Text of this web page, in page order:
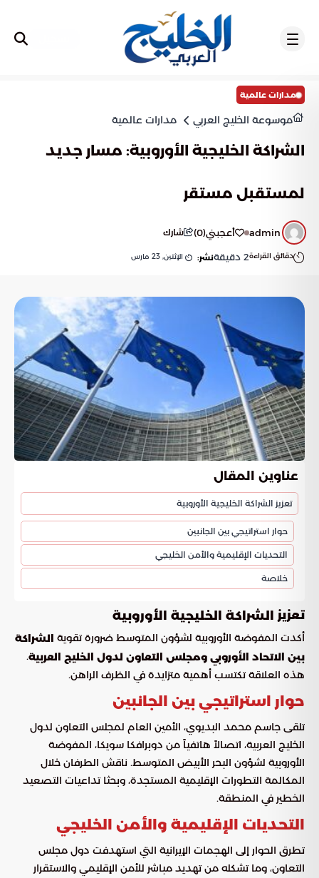
مدارات عالمية
موسوعة الخليج العربي مدارات عالمية
الشراكة الخليجية الأوروبية: مسار جديد
لمستقبل مستقر
admin أعجبني(
0
) شارك
دقائق القراءة2 دقيقةنشر: الإثنين, 23 مارس
عناوين المقال
تعزيز الشراكة الخليجية الأوروبية
حوار استراتيجي بين الجانبين
التحديات الإقليمية والأمن الخليجي
خلاصة
تعزيز الشراكة الخليجية الأوروبية
أكدت المفوضة الأوروبية لشؤون المتوسط ضرورة تقوية الشراكة
بين الاتحاد الأوروبي ومجلس التعاون لدول الخليج العربية.
هذه العلاقة تكتسب أهمية متزايدة في الظرف الراهن.
حوار استراتيجي بين الجانبين
تلقى جاسم محمد البديوي، الأمين العام لمجلس التعاون لدول
الخليج العربية، اتصالاً هاتفياً من دوبرافكا سويكا، المفوضة
الأوروبية لشؤون البحر الأبيض المتوسط. ناقش الطرفان خلال
المكالمة التطورات الإقليمية المستجدة، وبحثا تداعيات التصعيد
الخطير في المنطقة.
التحديات الإقليمية والأمن الخليجي
تطرق الحوار إلى الهجمات الإيرانية التي استهدفت دول مجلس
التعاون، وما تشكله من تهديد مباشر للأمن الإقليمي والاستقرار